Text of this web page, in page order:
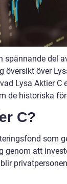
spännande del
översikt över
Lysa Aktier
de historiska
C?
som
genom att